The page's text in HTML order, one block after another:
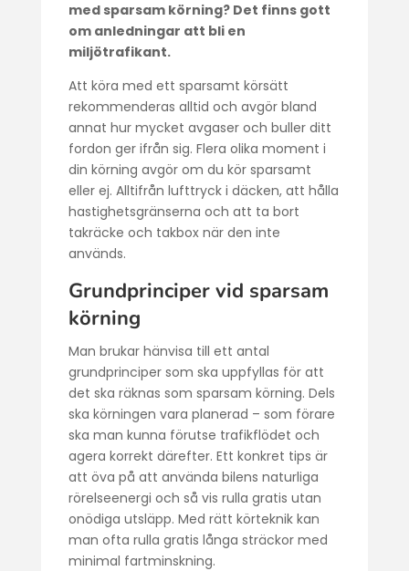
med sparsam körning? Det finns gott
om anledningar att bli en
miljötrafikant.
Att köra med ett sparsamt körsätt
rekommenderas alltid och avgör bland
annat hur mycket avgaser och buller ditt
fordon ger ifrån sig. Flera olika moment i
din körning avgör om du kör sparsamt
eller ej. Alltifrån lufttryck i däcken, att hålla
hastighetsgränserna och att ta bort
takräcke och takbox när den inte
används.
Grundprinciper vid sparsam
körning
Man brukar hänvisa till ett antal
grundprinciper som ska uppfyllas för att
det ska räknas som sparsam körning. Dels
ska körningen vara planerad – som förare
ska man kunna förutse trafikflödet och
agera korrekt därefter. Ett konkret tips är
att öva på att använda bilens naturliga
rörelseenergi och så vis rulla gratis utan
onödiga utsläpp. Med rätt körteknik kan
man ofta rulla gratis långa sträckor med
minimal fartminskning.